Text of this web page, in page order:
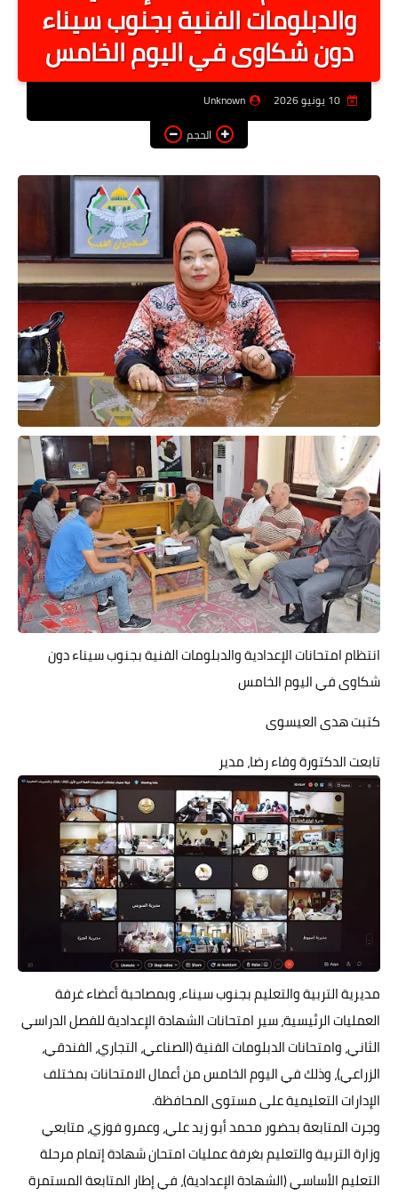
أخبار الرياصة
الطب البديل
منوعات
خدمات
اخبار فنيه
التعليم
الصحه
الطقس
معلومه قانونيه
تكنولوجيا المعلومات
حوادث وقضايا
خدمات
الصحه والجمال
فن المطبخ
مقالات
والدبلومات الفنية بجنوب سيناء
دون شكاوى في اليوم الخامس
10 يونيو 2026
Unknown
الحجم
انتظام امتحانات الإعدادية والدبلومات الفنية بجنوب سيناء دون
شكاوى في اليوم الخامس
كتبت هدى العيسوى
تابعت الدكتورة وفاء رضا، مدير
مديرية التربية والتعليم بجنوب سيناء، وبمصاحبة أعضاء غرفة
العمليات الرئيسية، سير امتحانات الشهادة الإعدادية للفصل الدراسي
الثاني، وامتحانات الدبلومات الفنية (الصناعي، التجاري، الفندقي،
الزراعي)، وذلك في اليوم الخامس من أعمال الامتحانات بمختلف
الإدارات التعليمية على مستوى المحافظة.
وجرت المتابعة بحضور محمد أبو زيد علي، وعمرو فوزي، متابعي
وزارة التربية والتعليم بغرفة عمليات امتحان شهادة إتمام مرحلة
التعليم الأساسي (الشهادة الإعدادية)، في إطار المتابعة المستمرة